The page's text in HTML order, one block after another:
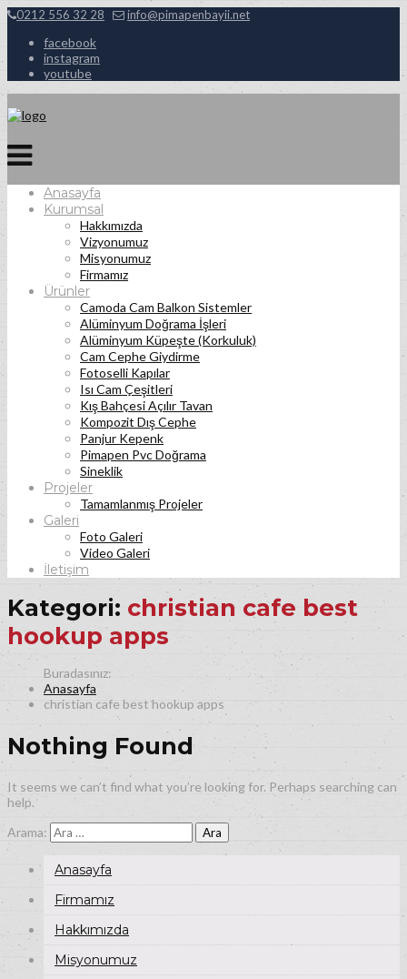
0212 556 32 28 info@pimapenbayii.net
facebook
instagram
youtube
Anasayfa
Kurumsal
Hakkımızda
Vizyonumuz
Misyonumuz
Firmamız
Ürünler
Camoda Cam Balkon Sistemler
Alüminyum Doğrama İşleri
Alüminyum Küpeşte (Korkuluk)
Cam Cephe Giydirme
Fotoselli Kapılar
Isı Cam Çeşitleri
Kış Bahçesi Açılır Tavan
Kompozit Dış Cephe
Panjur Kepenk
Pimapen Pvc Doğrama
Sineklik
Projeler
Tamamlanmış Projeler
Galeri
Foto Galeri
Video Galeri
İletişim
Kategori: christian cafe best
hookup apps
Anasayfa
christian cafe best hookup apps
Nothing Found
It seems we can’t find what you’re looking for. Perhaps searching can
help.
Arama:
Anasayfa
Firmamız
Hakkımızda
Misyonumuz